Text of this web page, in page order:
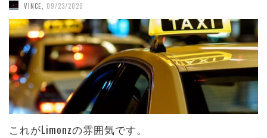
VINCE 09/23/2020
これがLimonzの雰囲気です。